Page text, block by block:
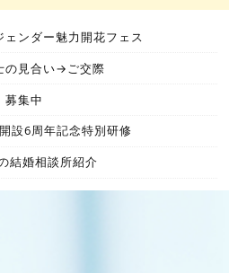
ンダー魅力開花フェス
の見合い→ご交際
集中
設6周年記念特別研修
結婚相談所紹介